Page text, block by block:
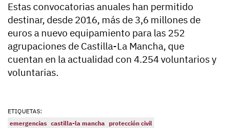
Estas convocatorias anuales han permitido
destinar, desde 2016, más de 3,6 millones de
euros a nuevo equipamiento para las 252
agrupaciones de Castilla-La Mancha, que
cuentan en la actualidad con 4.254 voluntarios y
voluntarias.
ETIQUETAS:
emergencias castilla-la mancha protección civil